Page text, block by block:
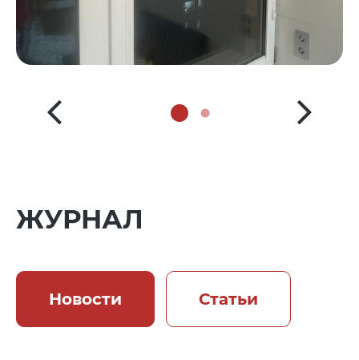
ЖУРНАЛ
Новости Статьи